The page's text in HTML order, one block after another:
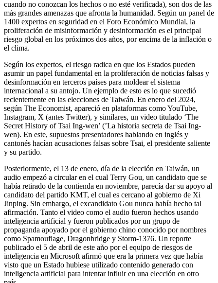
cuando no conozcan los hechos o no esté verificada), son dos de las
más grandes amenazas que afronta la humanidad. Según un panel de
1400 expertos en seguridad en el Foro Económico Mundial, la
proliferación de misinformación y desinformación es el principal
riesgo global en los próximos dos años, por encima de la inflación o
el clima.
Según los expertos, el riesgo radica en que los Estados pueden
asumir un papel fundamental en la proliferación de noticias falsas y
desinformación en terceros países para moldear el sistema
internacional a su antojo. Un ejemplo de esto es lo que sucedió
recientemente en las elecciones de Taiwán. En enero del 2024,
según The Economist, apareció en plataformas como YouTube,
Instagram, X (antes Twitter), y similares, un video titulado ‘The
Secret History of Tsai Ing-wen’ (’La historia secreta de Tsai Ing-
wen). En este, supuestos presentadores hablando en inglés y
cantonés hacían acusaciones falsas sobre Tsai, el presidente saliente
y su partido.
Posteriormente, el 13 de enero, día de la elección en Taiwán, un
audio empezó a circular en el cual Terry Gou, un candidato que se
había retirado de la contienda en noviembre, parecía dar su apoyo al
candidato del partido KMT, el cual es cercano al gobierno de Xi
Jinping. Sin embargo, el excandidato Gou nunca había hecho tal
afirmación. Tanto el video como el audio fueron hechos usando
inteligencia artificial y fueron publicados por un grupo de
propaganda apoyado por el gobierno chino conocido por nombres
como Spamouflage, Dragonbridge y Storm-1376. Un reporte
publicado el 5 de abril de este año por el equipo de riesgos de
inteligencia en Microsoft afirmó que era la primera vez que había
visto que un Estado hubiese utilizado contenido generado con
inteligencia artificial para intentar influir en una elección en otro